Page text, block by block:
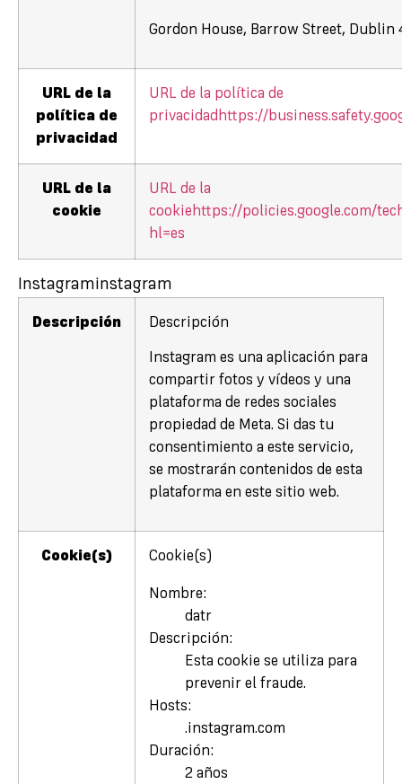
Gordon House, Barrow Street, Dublin
URL de la
política de
privacidad
URL de la política de
privacidad https://
URL de la
cookie
URL de la
cookie https://policies.google.com/
hl=es
Instagraminstagram
Descripción Descripción
Instagram es una aplicación para
compartir fotos y vídeos y una
plataforma de redes sociales
propiedad de Meta. Si das tu
consentimiento a este servicio,
se mostrarán contenidos de esta
plataforma en este sitio web.
Cookie(s) Cookie(s)
Nombre:
datr
Descripción:
Esta cookie se utiliza para
prevenir el fraude.
Hosts:
.instagram.com
Duración:
2 años